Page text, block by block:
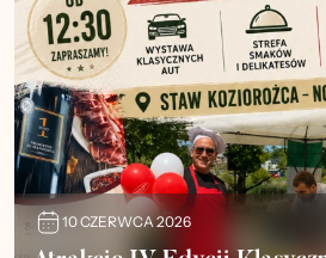
10 CZERWCA 2026